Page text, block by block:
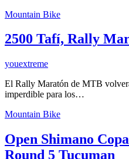
Mountain Bike
2500 Tafí, Rally
youextreme
El Rally Maratón de MTB
imperdible para los…
Mountain Bike
Open Shimano
Round 5 Tucuman